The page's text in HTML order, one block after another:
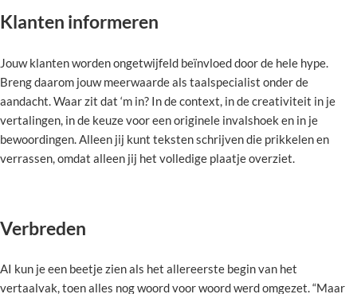
Klanten informeren
Jouw klanten worden ongetwijfeld beïnvloed door de hele hype.
Breng daarom jouw meerwaarde als taalspecialist onder de
aandacht. Waar zit dat ‘m in? In de context, in de creativiteit in je
vertalingen, in de keuze voor een originele invalshoek en in je
bewoordingen. Alleen jij kunt teksten schrijven die prikkelen en
verrassen, omdat alleen jij het volledige plaatje overziet.
Verbreden
AI kun je een beetje zien als het allereerste begin van het
vertaalvak, toen alles nog woord voor woord werd omgezet. “Maar